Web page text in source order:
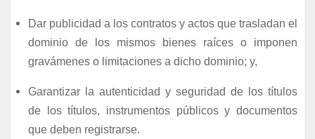
Dar publicidad a los contratos y actos que trasladan el
dominio de los mismos bienes raíces o imponen
gravámenes o limitaciones a dicho dominio; y,
Garantizar la autenticidad y seguridad de los títulos
de los títulos, instrumentos públicos y documentos
que deben registrarse.